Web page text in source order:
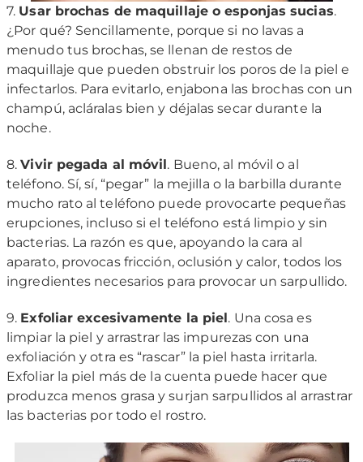
7. Usar brochas de maquillaje o esponjas sucias.
¿Por qué? Sencillamente, porque si no lavas a
menudo tus brochas, se llenan de restos de
maquillaje que pueden obstruir los poros de la piel e
infectarlos. Para evitarlo, enjabona las brochas con un
champú, acláralas bien y déjalas secar durante la
noche.
8.Vivir pegada al móvil. Bueno, al móvil o al
teléfono. Sí, sí, “pegar” la mejilla o la barbilla durante
mucho rato al teléfono puede provocarte pequeñas
erupciones, incluso si el teléfono está limpio y sin
bacterias. La razón es que, apoyando la cara al
aparato, provocas fricción, oclusión y calor, todos los
ingredientes necesarios para provocar un sarpullido.
9. Exfoliar excesivamente la piel. Una cosa es
limpiar la piel y arrastrar las impurezas con una
exfoliación y otra es “rascar” la piel hasta irritarla.
Exfoliar la piel más de la cuenta puede hacer que
produzca menos grasa y surjan sarpullidos al arrastrar
las bacterias por todo el rostro.